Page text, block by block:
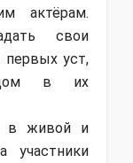
актёрам.
свои
уст,
в их
в живой и
участники